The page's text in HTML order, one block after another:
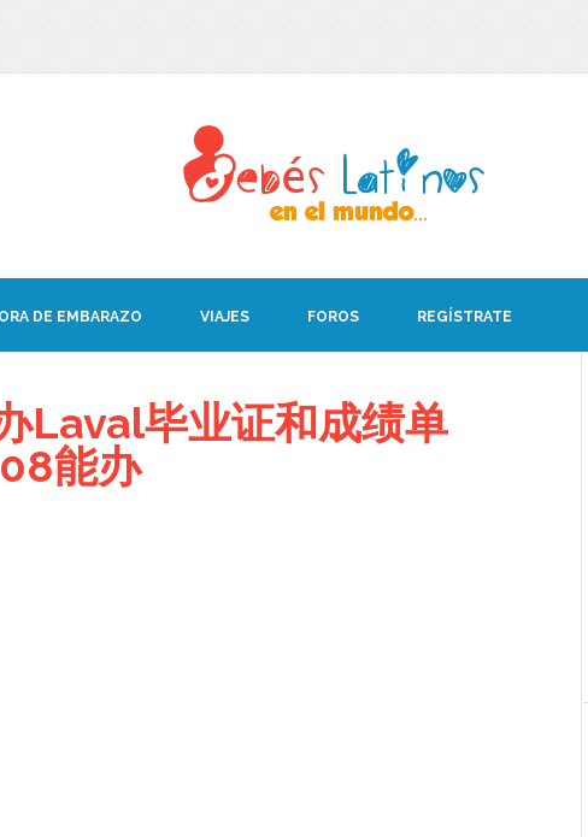
DE EMBARAZO VIAJES FOROS REGÍSTRATE
Laval毕业证和成绩单
能办